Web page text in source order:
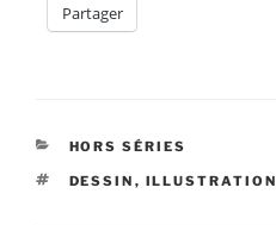
Partager
CATÉGORIES
HORS SÉRIES
ÉTIQUETTES
DESSIN , ILLUSTRATION